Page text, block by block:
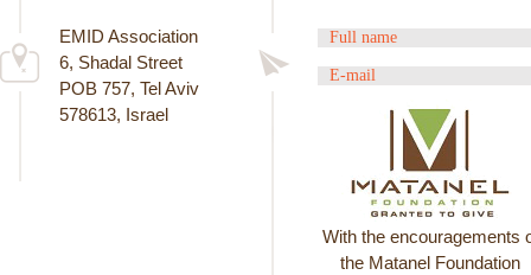
EMID Association
6, Shadal Street
POB 757, Tel Aviv
578613, Israel
With the encouragements
the Matanel Foundation